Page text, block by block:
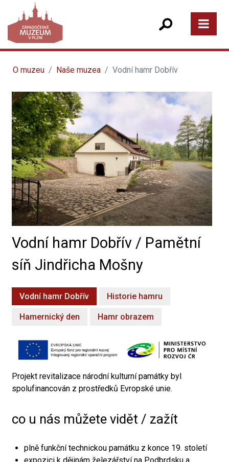
O muzeu Naše muzea Vodní hamr Dobřív
Vodní hamr Dobřív / Pamětní
síň Jindřicha Mošny
Vodní hamr Dobřív Historie hamru
Hamernický den Hamr obrazem
Projekt revitalizace národní kulturní památky byl
spolufinancován z prostředků Evropské unie.
co u nás můžete vidět / zažít
plně funkční technickou památku z konce 19. století